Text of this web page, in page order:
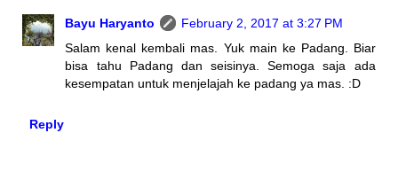
Bayu Haryanto
February 2, 2017 at 3:27 PM
Salam kenal kembali mas. Yuk main ke Padang. Biar
bisa tahu Padang dan seisinya. Semoga saja ada
kesempatan untuk menjelajah ke padang ya mas. :D
Reply